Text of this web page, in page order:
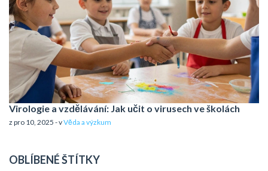
Virologie a vzdělávání: Jak učit o virusech ve školách
z pro 10, 2025 - vVěda a výzkum
OBLÍBENÉ ŠTÍTKY